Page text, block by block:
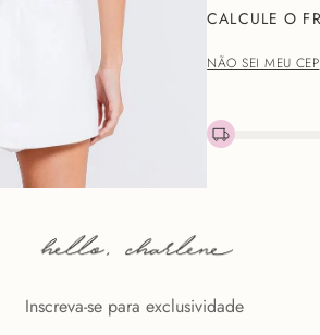
NÃO SEI MEU CEP
Inscreva-se para exclusividade